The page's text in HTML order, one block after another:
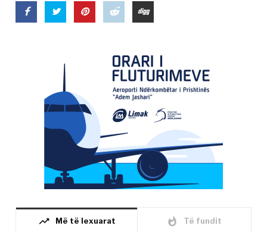
trending_up Më të lexuarat whatshot Të fundit